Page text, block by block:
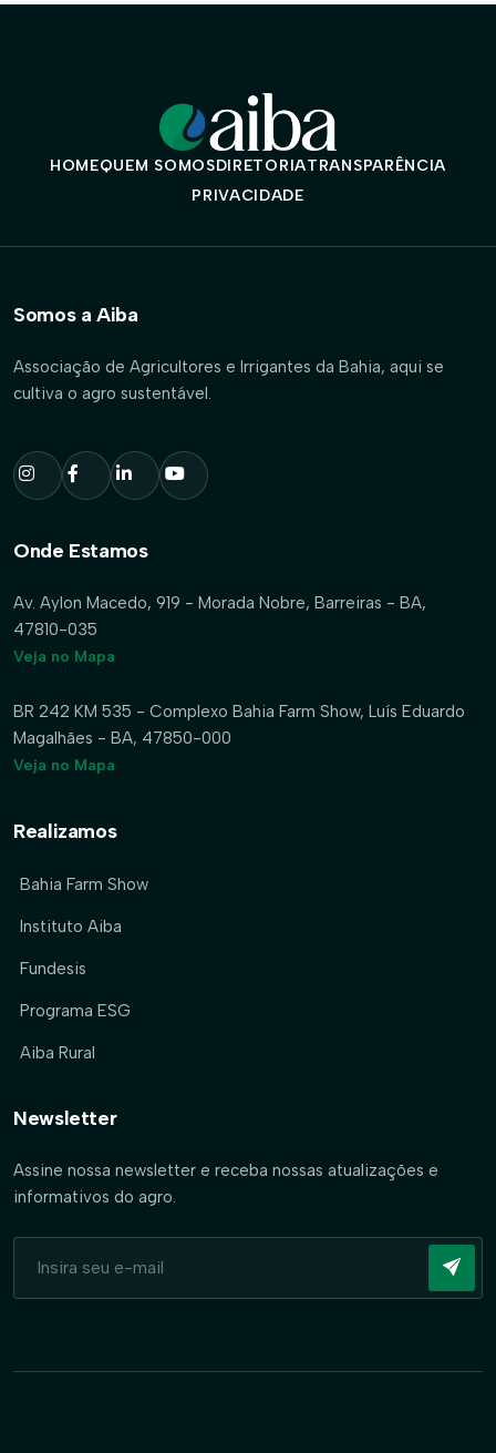
HOMEQUEM SOMOSDIRETORIATRANSPARÊNCIA
PRIVACIDADE
Somos a Aiba
Associação de Agricultores e Irrigantes da Bahia, aqui se
cultiva o agro sustentável.
Onde Estamos
Av. Aylon Macedo, 919 - Morada Nobre, Barreiras - BA,
47810-035
Veja no Mapa
BR 242 KM 535 - Complexo Bahia Farm Show, Luís Eduardo
Magalhães - BA, 47850-000
Veja no Mapa
Realizamos
Bahia Farm Show
Instituto Aiba
Fundesis
Programa ESG
Aiba Rural
Newsletter
Assine nossa newsletter e receba nossas atualizações e
informativos do agro.